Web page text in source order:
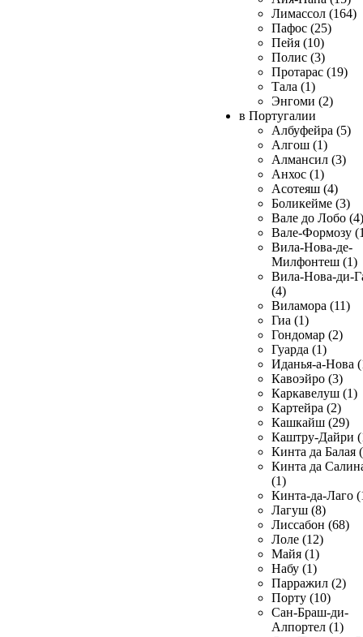
Лимассол (164)
Пафос (25)
Пейя (10)
Полис (3)
Протарас (19)
Тала (1)
Энгоми (2)
в Португалии
Албуфейра (5)
Алгош (1)
Алмансил (3)
Анхос (1)
Асотеяш (4)
Боликейме (3)
Вале до Лобо (4)
Вале-Формозу
Вила-Нова-де-
Милфонтеш (1)
Вила-Нова-ди-
(4)
Виламора (11)
Гиа (1)
Гондомар (2)
Гуарда (1)
Иданья-а-Нова
Кавоэйро (3)
Каркавелуш (1)
Картейра (2)
Кашкайш (29)
Каштру-Дайри
Кинта да Балая
Кинта да
(1)
Кинта-да-Лаго
Лагуш (8)
Лиссабон (68)
Лоле (12)
Майя (1)
Набу (1)
Парражил (2)
Порту (10)
Сан-Браш-ди-
Алпортел (1)